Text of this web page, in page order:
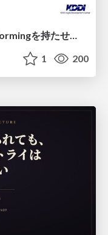
OpenSpecのproposalにbrainstormingを持たせてみた
1 200